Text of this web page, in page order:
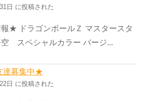
日 に投稿された
★ ドラゴンボールＺ マスタースタ
スペシャルカラー バージ...
達募集中★
日 に投稿された